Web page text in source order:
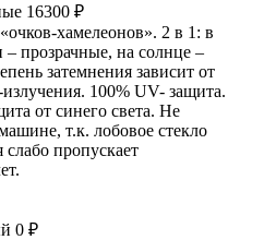
16300 ₽
хамелеонов». 2 в 1: в
прозрачные, на солнце –
затемнения зависит от
100% UV- защита.
от синего света. Не
т.к. лобовое стекло
слабо пропускает
0 ₽